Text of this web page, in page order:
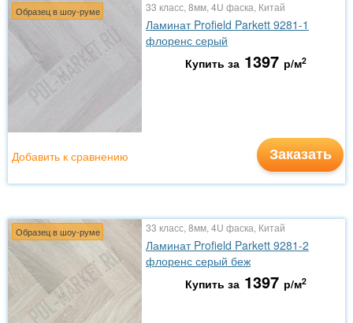
Образец в шоу-руме 33 класс, 8мм, 4U фаска, Китай
Ламинат Profield Parkett 9281-1
флоренс серый
Купить за 1397 р/м2
Заказать
Добавить к сравнению
Образец в шоу-руме 33 класс, 8мм, 4U фаска, Китай
Ламинат Profield Parkett 9281-2
флоренс серый беж
Купить за 1397 р/м2